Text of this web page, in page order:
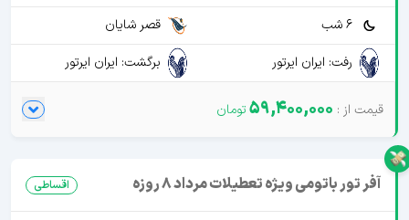
6 شب
قصر شایان
رفت: ایران ایرتور
برگشت: ایران ایرتور
59,400,000
آفر تور باتومی ویژه تعطیلات مرداد 8 روزه اقساطی